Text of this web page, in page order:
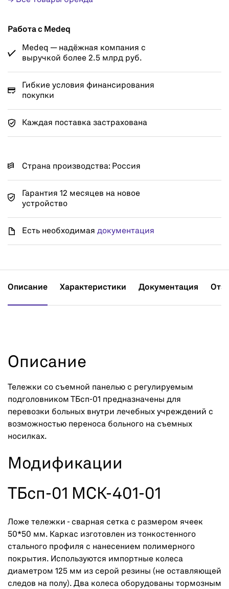
Работа с Medeq
Medeq — надёжная компания с
выручкой более 2.5 млрд руб.
Гибкие условия финансирования
покупки
Каждая поставка застрахована
Страна производства: Россия
Гарантия 12 месяцев на новое
устройство
Есть необходимая документация
Описание Характеристики Документация
Описание
Тележки со съемной панелью с регулируемым
подголовником ТБсп-01 предназначены для
перевозки больных внутри лечебных учреждений с
возможностью переноса больного на съемных
носилках.
Модификации
ТБсп-01 МСК-401-01
Ложе тележки - сварная сетка с размером ячеек
50*50 мм. Каркас изготовлен из тонкостенного
стального профиля с нанесением полимерного
покрытия. Используются импортные колеса
диаметром 125 мм из серой резины (не оставляющей
следов на полу). Два колеса оборудованы тормозным